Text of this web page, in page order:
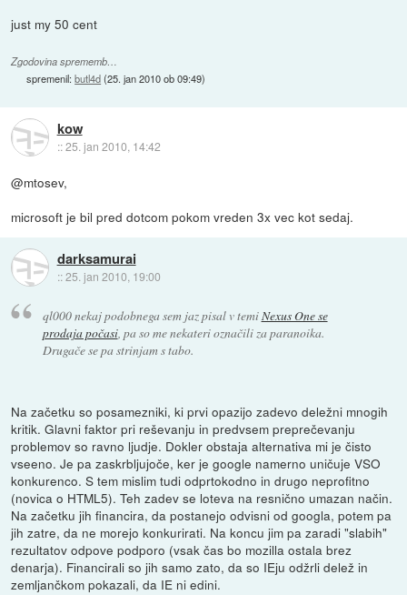
just my 50 cent
Zgodovina sprememb…
spremenil:butl4d(25. jan 2010 ob 09:49)
kow
::25. jan 2010, 14:42
@mtosev,
microsoft je bil pred dotcom pokom vreden 3x vec kot sedaj.
darksamurai
::25. jan 2010, 19:00
ql000 nekaj podobnega sem jaz pisal v temiNexus One se
prodaja počasi, pa so me nekateri označili za paranoika.
Drugače se pa strinjam s tabo.
Na začetku so posamezniki, ki prvi opazijo zadevo deležni mnogih
kritik. Glavni faktor pri reševanju in predvsem preprečevanju
problemov so ravno ljudje. Dokler obstaja alternativa mi je čisto
vseeno. Je pa zaskrbljujoče, ker je google namerno uničuje VSO
konkurenco. S tem mislim tudi odprtokodno in drugo neprofitno
(novica o HTML5). Teh zadev se loteva na resnično umazan način.
Na začetku jih financira, da postanejo odvisni od googla, potem pa
jih zatre, da ne morejo konkurirati. Na koncu jim pa zaradi "slabih"
rezultatov odpove podporo (vsak čas bo mozilla ostala brez
denarja). Financirali so jih samo zato, da so IEju odžrli delež in
zemljančkom pokazali, da IE ni edini.